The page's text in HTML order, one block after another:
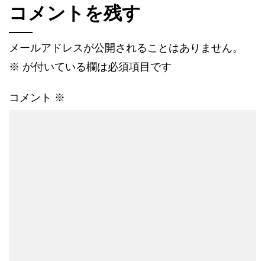
コメントを残す
メールアドレスが公開されることはありません。
※ が付いている欄は必須項目です
コメント ※